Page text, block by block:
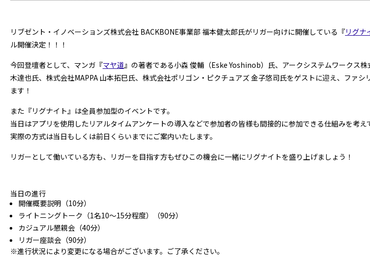
リブゼント・イノベーションズ株式会社 BACKBONE事業部 福本健太郎氏がリガー向けに開催している『リグナ
ル開催決定！！！
今回登壇者として、マンガ『マヤ道』の著者である小森 俊輔（Eske Yoshinob）氏、アークシステムワークス
木達也氏、株式会社MAPPA 山本拓巳氏、株式会社ポリゴン・ピクチュアズ 金子悠司氏をゲストに迎え、ファ
ます！
また『リグナイト』は全員参加型のイベントです。
当日はアプリを使用したリアルタイムアンケートの導入などで参加者の皆様も間接的に参加できる仕組みを考え
実際の方式は当日もしくは前日くらいまでにご案内いたします。
リガーとして働いている方も、リガーを目指す方もぜひこの機会に一緒にリグナイトを盛り上げましょう！
当日の進行
開催概要説明（10分）
ライトニングトーク（1名10～15分程度）（90分）
カジュアル懇親会（40分）
リガー座談会（90分）
※進行状況により変更になる場合がございます。ご了承ください。